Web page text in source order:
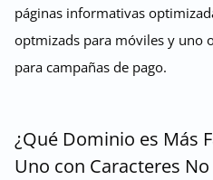
páginas informativas
optmizads para móviles y uno
para campañas de pago.
¿Qué Dominio es Más
Uno con Caracteres